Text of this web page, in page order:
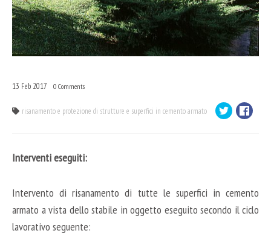
13 Feb 2017 0 Comments
risanamento e protezione di strutture e superfici in cemento armato
Interventi eseguiti:
Intervento di risanamento di tutte le superfici in cemento
armato a vista dello stabile in oggetto eseguito secondo il ciclo
lavorativo seguente: